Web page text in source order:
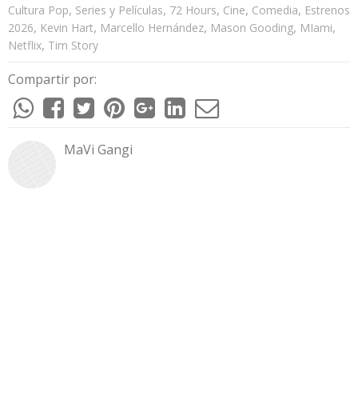
Cultura Pop, Series y Películas, 72 Hours, Cine, Comedia, Estrenos
2026, Kevin Hart, Marcello Hernández, Mason Gooding, MIami,
Netflix, Tim Story
Compartir por:
MaVi Gangi